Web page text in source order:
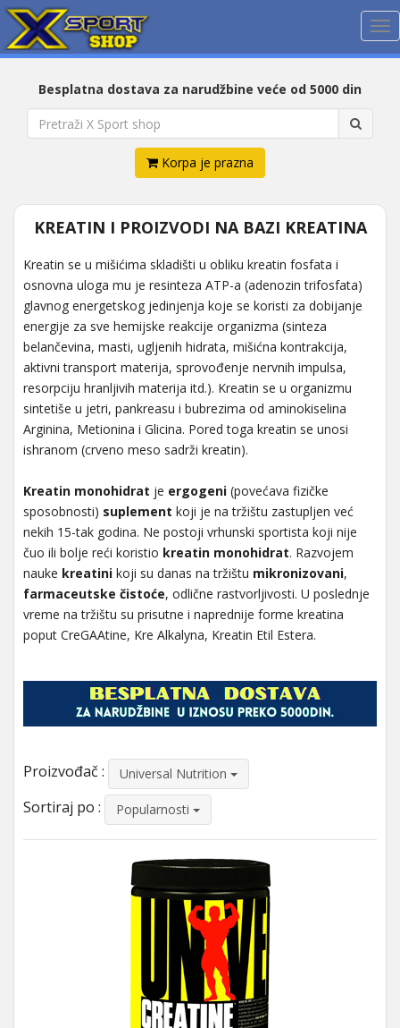
Besplatna dostava za narudžbine veće od 5000 din
Korpa je prazna
KREATIN I PROIZVODI NA BAZI KREATINA
Kreatin se u mišićima skladišti u obliku kreatin fosfata i
osnovna uloga mu je resinteza ATP-a (adenozin trifosfata)
glavnog energetskog jedinjenja koje se koristi za dobijanje
energije za sve hemijske reakcije organizma (sinteza
belančevina, masti, ugljenih hidrata, mišićna kontrakcija,
aktivni transport materija, sprovođenje nervnih impulsa,
resorpciju hranljivih materija itd.). Kreatin se u organizmu
sintetiše u jetri, pankreasu i bubrezima od aminokiselina
Arginina, Metionina i Glicina. Pored toga kreatin se unosi
ishranom (crveno meso sadrži kreatin).
Kreatin monohidrat je ergogeni (povećava fizičke
sposobnosti) suplement koji je na tržištu zastupljen već
nekih 15-tak godina. Ne postoji vrhunski sportista koji nije
čuo ili bolje reći koristio kreatin monohidrat. Razvojem
nauke kreatini koji su danas na tržištu mikronizovani,
farmaceutske čistoće, odlične rastvorljivosti. U poslednje
vreme na tržištu su prisutne i naprednije forme kreatina
poput CreGAAtine, Kre Alkalyna, Kreatin Etil Estera.
Proizvođač : Universal Nutrition
Sortiraj po : Popularnosti